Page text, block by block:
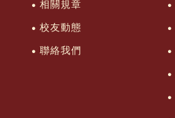
相關規章
校友動態
聯絡我們